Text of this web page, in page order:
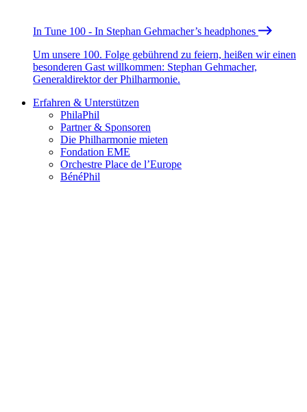
In Tune 100 - In Stephan Gehmacher’s headphones
Um unsere 100. Folge gebührend zu feiern, heißen wir einen
besonderen Gast willkommen: Stephan Gehmacher,
Generaldirektor der Philharmonie.
Erfahren & Unterstützen
PhilaPhil
Partner & Sponsoren
Die Philharmonie mieten
Fondation EME
Orchestre Place de l’Europe
BénéPhil